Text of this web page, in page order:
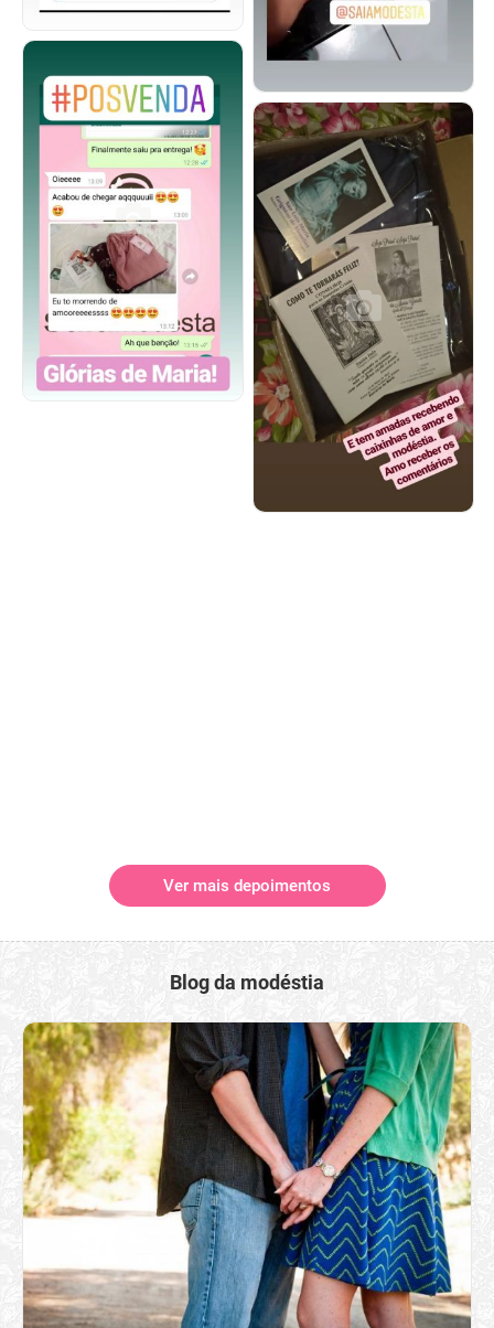
Ver mais depoimentos
Blog da modéstia